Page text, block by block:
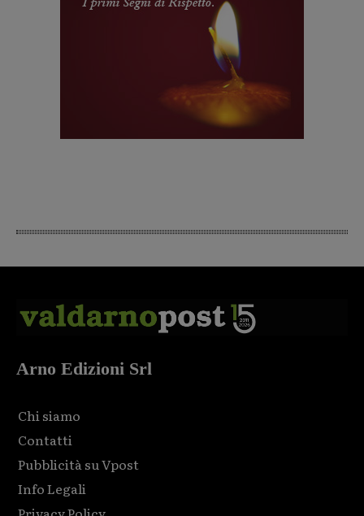
Arno Edizioni Srl
Chi siamo
Contatti
Pubblicità su Vpost
Info Legali